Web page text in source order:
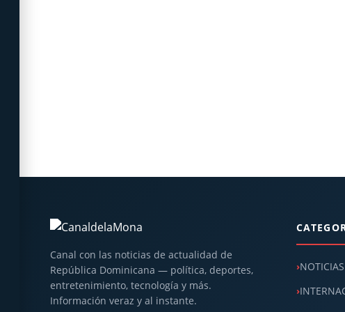
Canal con las noticias de actualidad de
República Dominicana — política, deportes,
entretenimiento, tecnología y más.
Información veraz y al instante.
NOTICIAS